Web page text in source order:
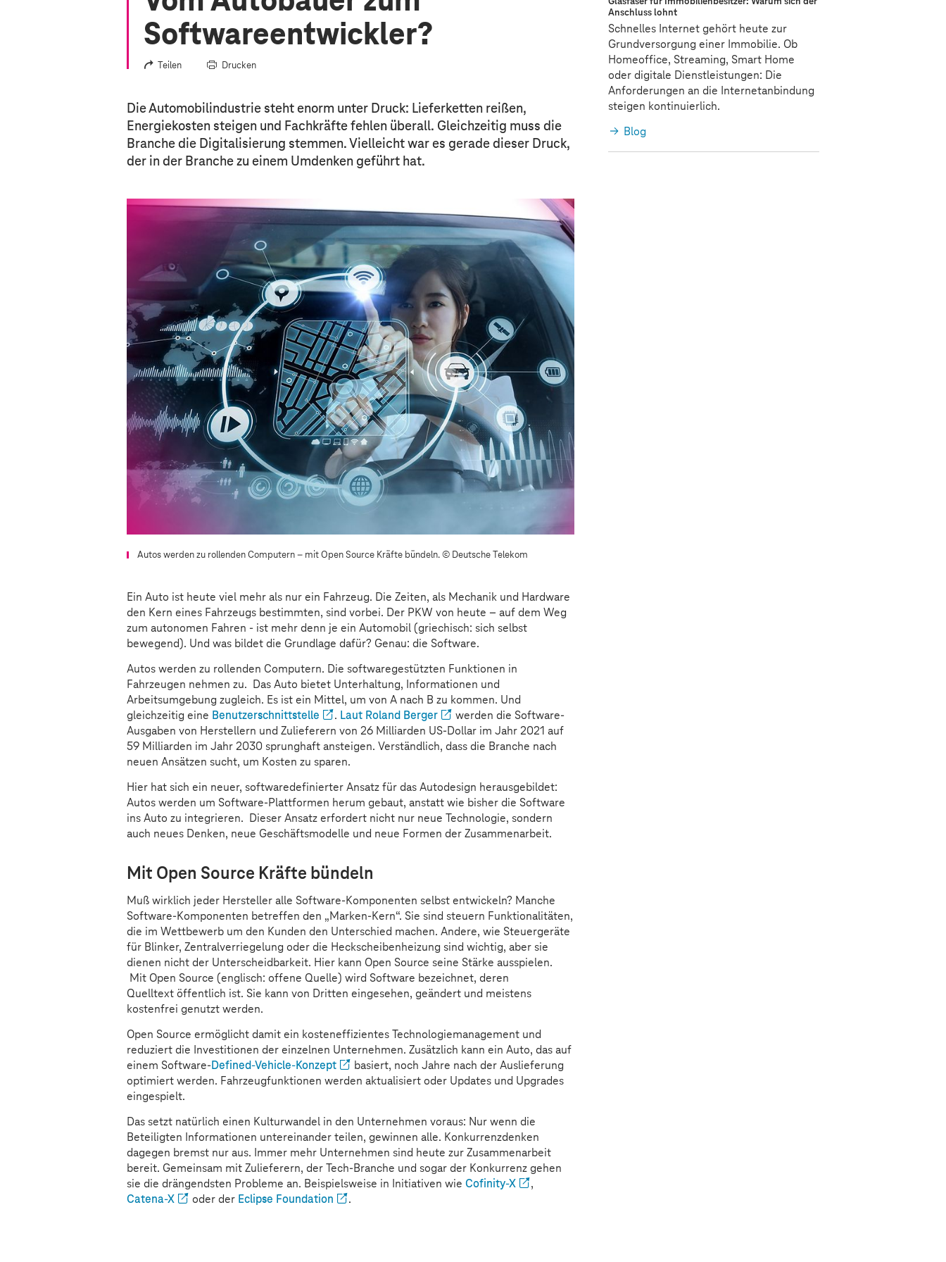
Softwareentwickler?
Teilen Drucken
Die Automobilindustrie steht enorm unter Druck: Lieferketten reißen,
Energiekosten steigen und Fachkräfte fehlen überall. Gleichzeitig muss die
Branche die Digitalisierung stemmen. Vielleicht war es gerade dieser Druck,
der in der Branche zu einem Umdenken geführt hat.
Autos werden zu rollenden Computern – mit Open Source Kräfte bündeln. © Deutsche Telekom
Ein Auto ist heute viel mehr als nur ein Fahrzeug. Die Zeiten, als Mechanik und Hardware
den Kern eines Fahrzeugs bestimmten, sind vorbei. Der PKW von heute – auf dem Weg
zum autonomen Fahren - ist mehr denn je ein Automobil (griechisch: sich selbst
bewegend). Und was bildet die Grundlage dafür? Genau: die Software.
Autos werden zu rollenden Computern. Die softwaregestützten Funktionen in
Fahrzeugen nehmen zu. Das Auto bietet Unterhaltung, Informationen und
Arbeitsumgebung zugleich. Es ist ein Mittel, um von A nach B zu kommen. Und
gleichzeitig eine Benutzerschnittstelle . Laut Roland Berger
werden die Software-
Ausgaben von Herstellern und Zulieferern von 26 Milliarden US-Dollar im Jahr 2021 auf
59 Milliarden im Jahr 2030 sprunghaft ansteigen. Verständlich, dass die Branche nach
neuen Ansätzen sucht, um Kosten zu sparen.
Hier hat sich ein neuer, softwaredefinierter Ansatz für das Autodesign herausgebildet:
Autos werden um Software-Plattformen herum gebaut, anstatt wie bisher die Software
ins Auto zu integrieren. Dieser Ansatz erfordert nicht nur neue Technologie, sondern
auch neues Denken, neue Geschäftsmodelle und neue Formen der Zusammenarbeit.
Mit Open Source Kräfte bündeln
Muß wirklich jeder Hersteller alle Software-Komponenten selbst entwickeln? Manche
Software-Komponenten betreffen den „Marken-Kern“. Sie sind steuern Funktionalitäten,
die im Wettbewerb um den Kunden den Unterschied machen. Andere, wie Steuergeräte
für Blinker, Zentralverriegelung oder die Heckscheibenheizung sind wichtig, aber sie
dienen nicht der Unterscheidbarkeit. Hier kann Open Source seine Stärke ausspielen.
Mit Open Source (englisch: offene Quelle) wird Software bezeichnet, deren
Quelltext öffentlich ist. Sie kann von Dritten eingesehen, geändert und meistens
kostenfrei genutzt werden.
Open Source ermöglicht damit ein kosteneffizientes Technologiemanagement und
reduziert die Investitionen der einzelnen Unternehmen. Zusätzlich kann ein Auto, das auf
einem Software-Defined-Vehicle-Konzept
basiert, noch Jahre nach der Auslieferung
optimiert werden. Fahrzeugfunktionen werden aktualisiert oder Updates und Upgrades
eingespielt.
Das setzt natürlich einen Kulturwandel in den Unternehmen voraus: Nur wenn die
Beteiligten Informationen untereinander teilen, gewinnen alle. Konkurrenzdenken
dagegen bremst nur aus. Immer mehr Unternehmen sind heute zur Zusammenarbeit
bereit. Gemeinsam mit Zulieferern, der Tech-Branche und sogar der Konkurrenz gehen
sie die drängendsten Probleme an. Beispielsweise in Initiativen wie Cofinity-X
,
Catena-X
oder der Eclipse Foundation .
Anschluss lohnt
Schnelles Internet gehört heute zur
Grundversorgung einer Immobilie. Ob
Homeoffice, Streaming, Smart Home
oder digitale Dienstleistungen: Die
Anforderungen an die Internetanbindung
steigen kontinuierlich.
Blog